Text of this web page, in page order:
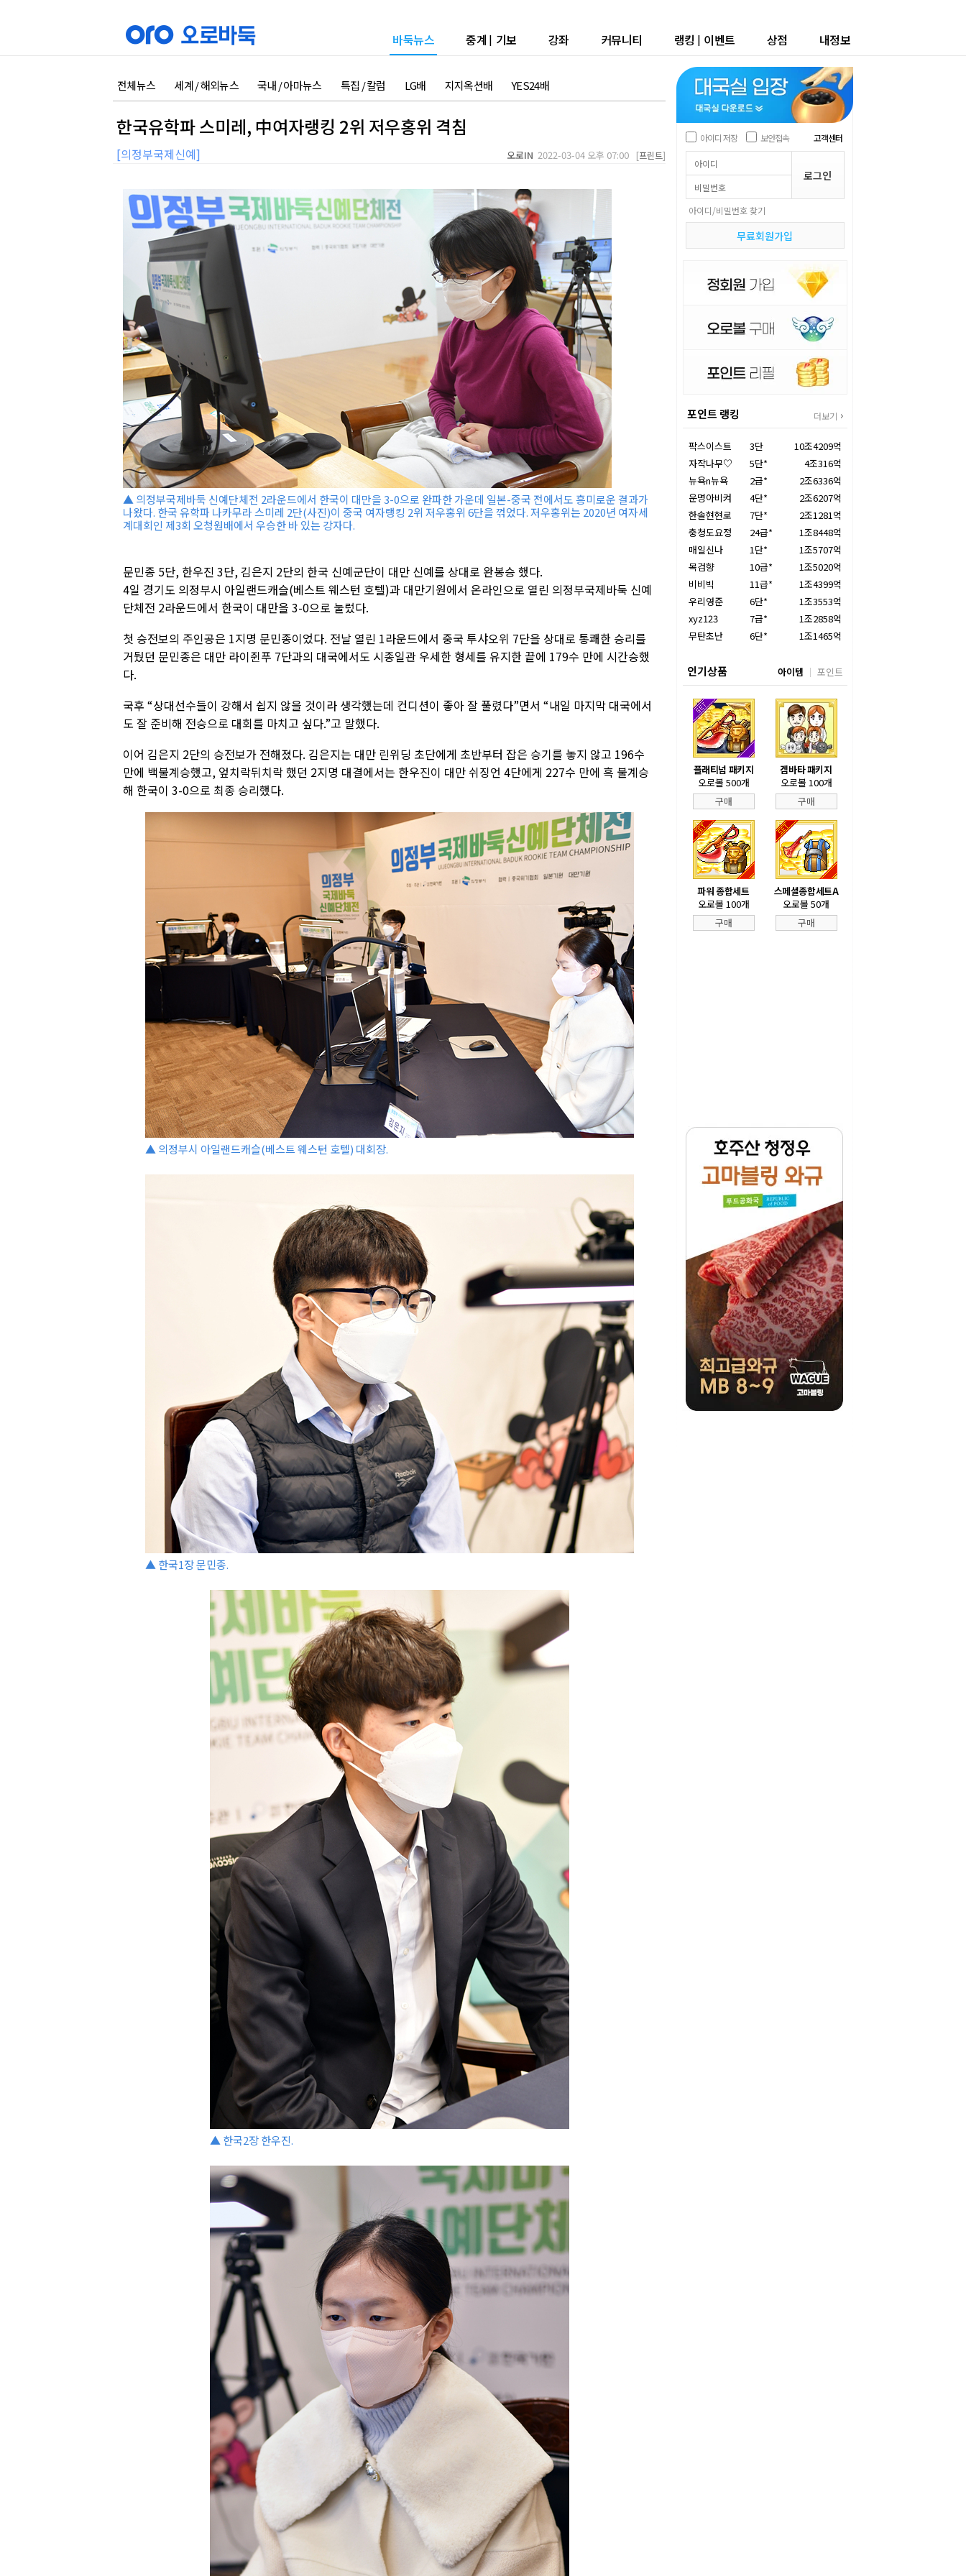
바둑뉴스 중계 | 기보 강좌 커뮤니티 랭킹 | 이벤트 상점 내정보
전체뉴스 세계 / 해외뉴스 국내 / 아마뉴스 특집 / 칼럼 LG배 지지옥션배 YES24배
한국유학파 스미레, 中여자랭킹 2위 저우홍위 격침
[의정부국제신예] 오로IN 2022-03-04 오후 07:00 [프린트]
▲ 의정부국제바둑 신예단체전 2라운드에서 한국이 대만을 3-0으로 완파한 가운데 일본-중국 전에서도 흥미로운 결과가
나왔다. 한국 유학파 나카무라 스미레 2단(사진)이 중국 여자랭킹 2위 저우홍위 6단을 꺾었다. 저우홍위는 2020년 여자세
계대회인 제3회 오청원배에서 우승한 바 있는 강자다.
문민종 5단, 한우진 3단, 김은지 2단의 한국 신예군단이 대만 신예를 상대로 완봉승 했다.
4일 경기도 의정부시 아일랜드캐슬(베스트 웨스턴 호텔)과 대만기원에서 온라인으로 열린 의정부국제바둑 신예
단체전 2라운드에서 한국이 대만을 3-0으로 눌렀다.
첫 승전보의 주인공은 1지명 문민종이었다. 전날 열린 1라운드에서 중국 투샤오위 7단을 상대로 통쾌한 승리를
거뒀던 문민종은 대만 라이쥔푸 7단과의 대국에서도 시종일관 우세한 형세를 유지한 끝에 179수 만에 시간승했
다.
국후 “상대선수들이 강해서 쉽지 않을 것이라 생각했는데 컨디션이 좋아 잘 풀렸다”면서 “내일 마지막 대국에서
도 잘 준비해 전승으로 대회를 마치고 싶다.”고 말했다.
이어 김은지 2단의 승전보가 전해졌다. 김은지는 대만 린위딩 초단에게 초반부터 잡은 승기를 놓지 않고 196수
만에 백불계승했고, 엎치락뒤치락 했던 2지명 대결에서는 한우진이 대만 쉬징언 4단에게 227수 만에 흑 불계승
해 한국이 3-0으로 최종 승리했다.
▲ 의정부시 아일랜드캐슬(베스트 웨스턴 호텔) 대회장.
▲ 한국1장 문민종.
▲ 한국2장 한우진.
아이디 저장 보안접속 고객센터
아이디/비밀번호 찾기
무료회원가입
포인트 랭킹 더보기
팍스이스트 3단
10조4209억
자작나무♡
5단*
4조316억
뉴욕n뉴욕
2급*
2조6336억
운명아비켜
4단*
2조6207억
한솔현현로
7단*
2조1281억
충청도요정
24급*
1조8448억
매일신나
1단*
1조5707억
목검향
10급*
1조5020억
비비빅
11급*
1조4399억
우리영준
6단*
1조3553억
xyz123
7급*
1조2858억
무탄초난
6단* 1조1465억
인기상품 아이템 포인트
플래티넘 패키지
오로볼 500개
구매
겜바타 패키지
오로볼 100개
구매
파워 종합세트
오로볼 100개
구매
스페셜종합세트A
오로볼 50개
구매